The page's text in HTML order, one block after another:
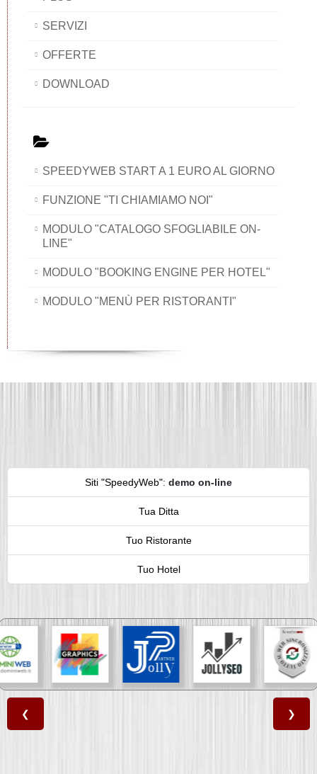
SERVIZI
OFFERTE
DOWNLOAD
SPEEDYWEB START A 1 EURO AL GIORNO
FUNZIONE "TI CHIAMIAMO NOI"
MODULO "CATALOGO SFOGLIABILE ON-
LINE"
MODULO "BOOKING ENGINE PER HOTEL"
MODULO "MENÙ PER RISTORANTI"
Siti "SpeedyWeb": demo on-line
Tua Ditta
Tuo Ristorante
Tuo Hotel
❮ ❯